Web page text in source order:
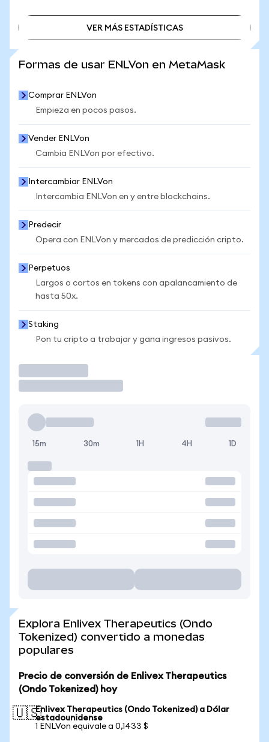
VER MÁS ESTADÍSTICAS
Formas de usar ENLVon en MetaMask
Comprar ENLVon
Empieza en pocos pasos.
Vender ENLVon
Cambia ENLVon por efectivo.
Intercambiar ENLVon
Intercambia ENLVon en y entre blockchains.
Predecir
Opera con ENLVon y mercados de predicción cripto.
Perpetuos
Largos o cortos en tokens con apalancamiento de
hasta 50x.
Staking
Pon tu cripto a trabajar y gana ingresos pasivos.
15m 30m 1H 4H 1D
Explora Enlivex Therapeutics (Ondo
Tokenized) convertido a monedas
populares
Precio de conversión de Enlivex Therapeutics
(Ondo Tokenized) hoy
🇺🇸Enlivex Therapeutics (Ondo Tokenized) a Dólar
estadounidense
1 ENLVon equivale a 0,1433 $